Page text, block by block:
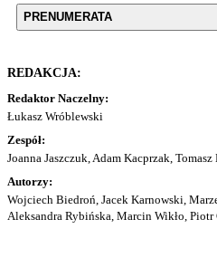
PRENUMERATA
REDAKCJA:
Redaktor Naczelny:
Łukasz Wróblewski
Zespół:
Joanna Jaszczuk, Adam Kacprzak,
Autorzy:
Wojciech Biedroń, Jacek Karnowski,
Aleksandra Rybińska, Marcin Wikło, Piotr